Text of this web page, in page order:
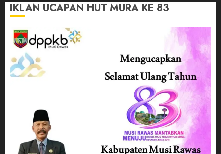
IKLAN UCAPAN HUT MURA KE 83